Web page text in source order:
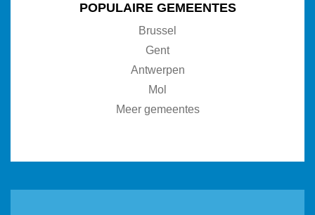
POPULAIRE GEMEENTES
Brussel
Gent
Antwerpen
Mol
Meer gemeentes